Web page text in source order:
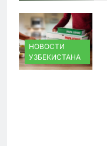
НОВОСТИ
УЗБЕКИСТАНА